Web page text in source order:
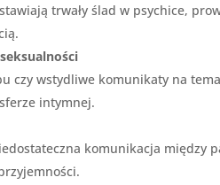
trwały ślad w psychice,
czy wstydliwe komunikaty na
intymnej.
komunikacja między